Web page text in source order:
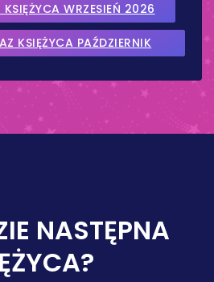
KSIĘŻYCA WRZESIEŃ 2026
KSIĘŻYCA PAŹDZIERNIK
NASTĘPNA